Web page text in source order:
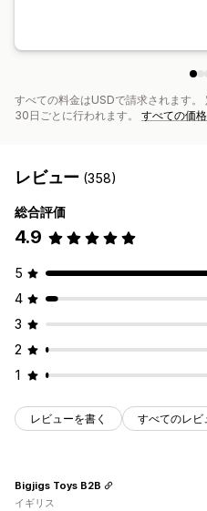
すべての料金はUSDで請求されます。
30日ごとに行われます。 すべての価
レビュー (358)
総合評価
4.9
5
4
3
2
1
レビューを書く すべてのレビ
Bigjigs Toys B2B
イギリス